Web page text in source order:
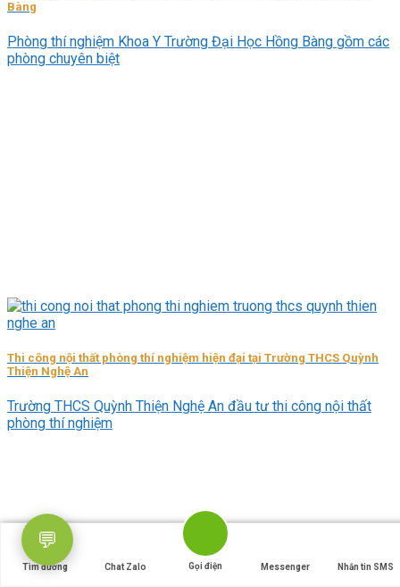
💬
Lý Sơn Sa Kỳ Lab
⚠️ Không thể kết nối server.
Kiểm tra lại URL: https://livechat.lysonsakylab.com
Bàng
Phòng thí nghiệm Khoa Y Trường Đại Học Hồng Bàng gồm các
phòng chuyên biệt
Thi công nội thất phòng thí nghiệm hiện đại tại Trường THCS Quỳnh
Thiện Nghệ An
Trường THCS Quỳnh Thiện Nghệ An đầu tư thi công nội thất
phòng thí nghiệm
Tìm đường Chat Zalo Gọi điện Messenger Nhắn tin SMS